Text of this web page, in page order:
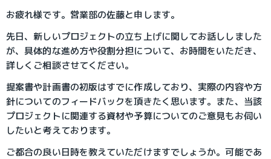
お疲れ様です。営業部の佐藤と申します。
先日、新しいプロジェクトの立ち上げに関してお話ししました
が、具体的な進め方や役割分担について、お時間をいただき、
詳しくご相談させてください。
提案書や計画書の初版はすでに作成しており、実際の内容や方
針についてのフィードバックを頂きたく思います。また、当該
プロジェクトに関連する資材や予算についてのご意見もお伺い
したいと考えております。
ご都合の良い日時を教えていただけますでしょうか。可能であ